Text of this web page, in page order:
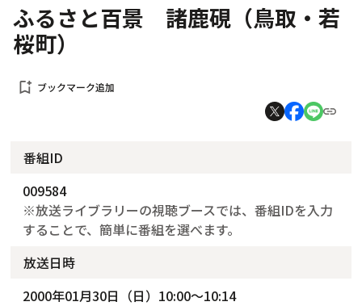
ふるさと百景 諸鹿硯（鳥取・若
桜町）
bookmark_add ブックマーク追加
番組ID
009584
※放送ライブラリーの視聴ブースでは、番組IDを入力
することで、簡単に番組を選べます。
放送日時
2000年01月30日（日）10:00～10:14